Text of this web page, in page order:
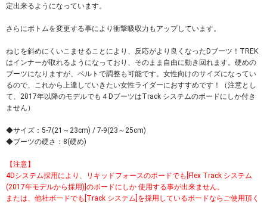
定出来るようになっています。
さらにボトムを変更する事により衝撃吸収力もアップしています。
ねじを斜めにくいこませることにより、反応がより良くなったDブーツ！TREK
はインナーが取れるようになっており、そのまま自由に動き回れます。硬めの
ブーツになりますが、ベルトで調整も可能です。女性向けのサイズになってい
るので、これから上達していきたい女性ライダーにおすすめです！（注意とし
て、2017年以降のモデルでも４DブーツはTrack システムのボードにしか付き
ません）
◆サイズ：5-7(21～23cm) / 7-9(23～25cm)
◆ブーツの硬さ：8(硬め)
【注意】
4Dシステム採用により、リキッドフォースのボードでも[Flex Track システム
(2017年モデルから採用)]のボードにしか 使用する事が出来ません。
または、他社ボードでも[Track システム]を採用しているボードならご使用頂く